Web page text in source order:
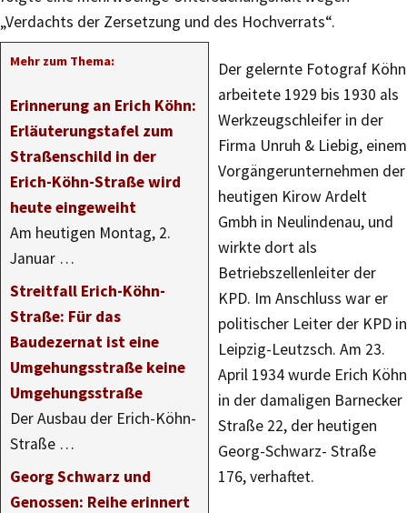
„Verdachts der Zersetzung und des Hochverrats“.
Mehr zum Thema:
Erinnerung an Erich Köhn:
Erläuterungstafel zum
Straßenschild in der
Erich-Köhn-Straße wird
heute eingeweiht
Am heutigen Montag, 2.
Januar …
Streitfall Erich-Köhn-
Straße: Für das
Baudezernat ist eine
Umgehungsstraße keine
Umgehungsstraße
Der Ausbau der Erich-Köhn-
Straße …
Georg Schwarz und
Genossen: Reihe erinnert
Der gelernte Fotograf Köhn
arbeitete 1929 bis 1930 als
Werkzeugschleifer in der
Firma Unruh & Liebig, einem
Vorgängerunternehmen der
heutigen Kirow Ardelt
Gmbh in Neulindenau, und
wirkte dort als
Betriebszellenleiter der
KPD. Im Anschluss war er
politischer Leiter der KPD in
Leipzig-Leutzsch. Am 23.
April 1934 wurde Erich Köhn
in der damaligen Barnecker
Straße 22, der heutigen
Georg-Schwarz- Straße
176, verhaftet.